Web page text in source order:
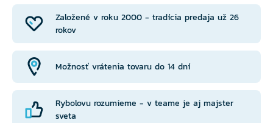
Založené v roku 2000 - tradícia predaja už 26
rokov
Možnosť vrátenia tovaru do 14 dní
Rybolovu rozumieme - v teame je aj majster
sveta